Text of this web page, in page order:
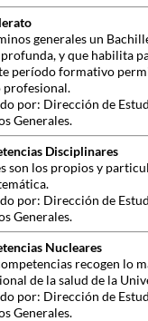
generales un
profunda, y que habilita
período formativo
profesional.
por: Dirección de
Generales.
Disciplinares
son los propios y
por: Dirección de
Generales.
Nucleares
recogen lo
de la salud de la
por: Dirección de
Generales.